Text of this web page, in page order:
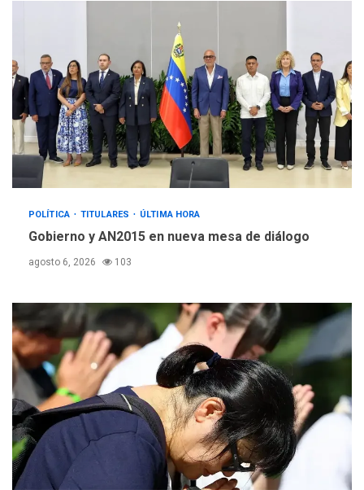
POLÍTICA TITULARES ÚLTIMA HORA
Gobierno y AN2015 en nueva mesa de diálogo
agosto 6, 2026 103